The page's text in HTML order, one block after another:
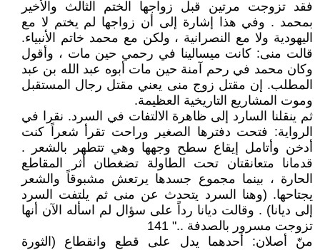
فقد تزوجت مرتين قبل زواجها الختم الثالث والأخير
بمحمد . وفي هذا إشارة إلى أن زواجها لم يختم لا مع
اليهودية ولا مع النصرانية ، ولكن مع محمد خاتم الأنبياء.
قالت منى: كانت ميسالينا في رحمي حين مات ، وأقول
وكان محمد في رحم آمنة حين مات أبوه عبد الله بن عبد
المطلب. إن مقتل زوج منى يعني مقتل رجال المستقبل
وموت المشاريع التاريخية العظيمة.
ثم ينقلنا السارد إلى ظاهرة الالتفات في السرد. نقرا في
الرواية: فتحت دفترها الصغير وراحت تقرأ شعراً كنت
أدخن وأتامل إيقاع سطح وجهها وهي تتطهر بالشعر .
قدمانا متعانقتان تحت الطاولة تضغطان أثر المقاطع
الحارة ، بينما مجموع جسدها يرتعش مشبوقاً والشعر
يجتاحها. (وهنا السرد يتحدث عن منى ثم يلتفت السرد
إلى ديانا) . وقالت ديانا رداً على سؤال لم اسأله الآن أنها
تزوجت مسرور بالصدفة .." 141
منّ أصلان: أحدهما يدل على قطع وانقطاع (الثورة